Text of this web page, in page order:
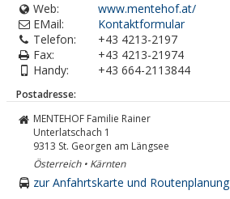
Web:
www.mentehof.at/
EMail:
Kontaktformular
Telefon:
+43 4213-2197
Fax:
+43 4213-21974
Handy:
+43 664-2113844
Postadresse:
MENTEHOF Familie Rainer
Unterlatschach 1
9313 St. Georgen am Längsee
Österreich • Kärnten
zur Anfahrtskarte und Routenplanung